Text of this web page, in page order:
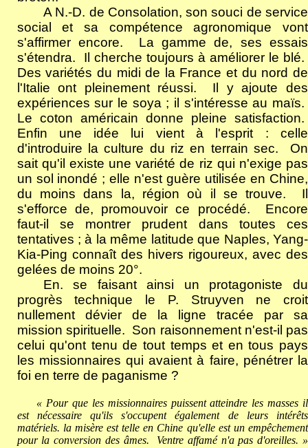
A N.-D. de Consolation, son souci de service
social et sa compétence agronomique vont
s'affirmer encore.
La gamme de, ses essais
s'étendra.
Il cherche toujours à améliorer le blé.
Des variétés du midi de la France et du nord de
l'Italie ont pleinement réussi.
Il y ajoute des
expériences sur le soya ; il s'intéresse au maïs.
Le coton américain donne pleine satisfaction.
Enfin une idée lui vient à l'esprit : celle
d'introduire la culture du riz en terrain sec.
On
sait qu'il existe une variété de riz qui n'exige pas
un sol inondé ; elle n'est guère utilisée en Chine,
du moins dans la, région où il se trouve.
Il
s'efforce de, promouvoir ce procédé.
Encore
faut-il se montrer prudent dans toutes ces
tentatives ; à la même latitude que Naples, Yang-
Kia-Ping connaît des hivers rigoureux, avec des
gelées de moins 20°.
En. se faisant ainsi un protagoniste du
progrès technique le P. Struyven ne croit
nullement dévier de la ligne tracée par sa
mission spirituelle. Son raisonnement n'est-il pas
celui qu'ont tenu de tout temps et en tous pays
les missionnaires qui avaient à faire, pénétrer la
foi en terre de paganisme ?
« Pour que les missionnaires puissent atteindre les masses il
est nécessaire qu'ils s'occupent également de leurs intérêts
matériels. la misère est telle en Chine qu'elle est un empêchement
pour la conversion des âmes.
Ventre affamé n'a pas d'oreilles. »